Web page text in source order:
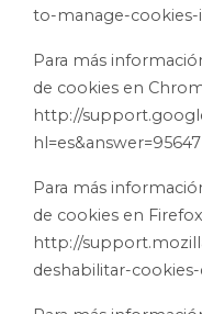
to-manage-
Para más
de cookies en
http://
hl=es&answer=95647
Para más
de cookies en Firefox
http://
deshabilitar-